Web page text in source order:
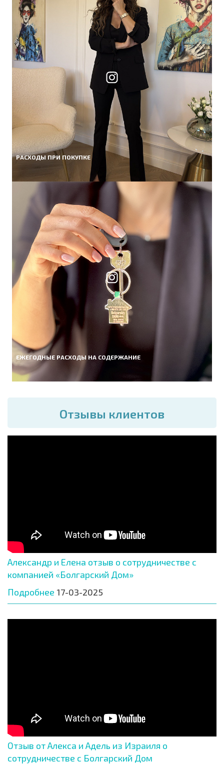
РАСХОДЫ ПРИ ПОКУПКЕ
ЕЖЕГОДНЫЕ РАСХОДЫ НА СОДЕРЖАНИЕ
Отзывы клиентов
Александр и Елена отзыв о сотрудничестве с
компанией «Болгарский Дом»
Подробнее 17-03-2025
Отзыв от Алекса и Адель из Израиля о
сотрудничестве с Болгарский Дом